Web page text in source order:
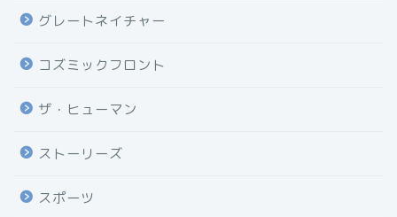
グレートネイチャー
コズミックフロント
ザ・ヒューマン
ストーリーズ
スポーツ